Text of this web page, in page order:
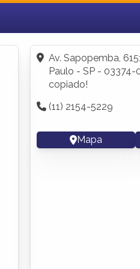
Fazer login
Criar conta
Av. Sapopemba,
Paulo - SP - 03374-
copiado!
(11) 2154-5229
Mapa